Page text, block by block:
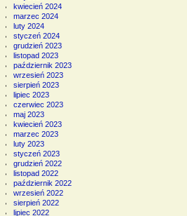
kwiecień 2024
marzec 2024
luty 2024
styczeń 2024
grudzień 2023
listopad 2023
październik 2023
wrzesień 2023
sierpień 2023
lipiec 2023
czerwiec 2023
maj 2023
kwiecień 2023
marzec 2023
luty 2023
styczeń 2023
grudzień 2022
listopad 2022
październik 2022
wrzesień 2022
sierpień 2022
lipiec 2022